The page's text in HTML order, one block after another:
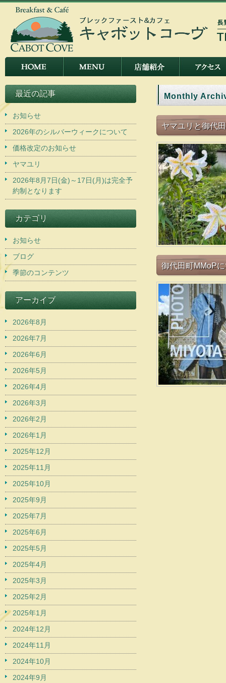
Monthly
ヤマユリと御代
御代田町MMoP
最近の記事
お知らせ
2026年のシルバーウィークについて
価格改定のお知らせ
ヤマユリ
2026年8月7日(金)～17日(月)は完全予
約制となります
カテゴリ
お知らせ
ブログ
季節のコンテンツ
アーカイブ
2026年8月
2026年7月
2026年6月
2026年5月
2026年4月
2026年3月
2026年2月
2026年1月
2025年12月
2025年11月
2025年10月
2025年9月
2025年7月
2025年6月
2025年5月
2025年4月
2025年3月
2025年2月
2025年1月
2024年12月
2024年11月
2024年10月
2024年9月